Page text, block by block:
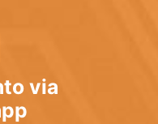
via